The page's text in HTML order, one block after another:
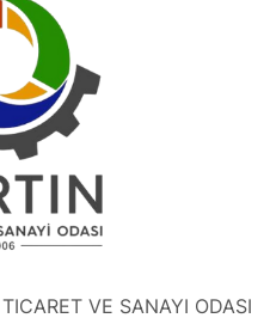
VE SANAYI ODASI